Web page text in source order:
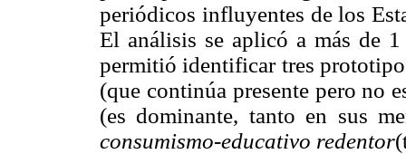
periódicos influyentes de los
El análisis se aplicó a más de
permitió identificar tres
(que continúa presente pero no
(es dominante, tanto en sus
consumismo-educativo redentor